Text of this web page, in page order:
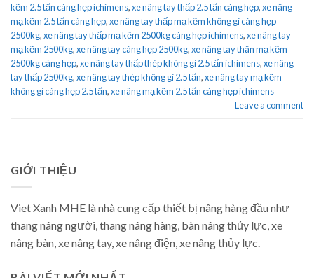
kẽm 2.5 tấn càng hẹp ichimens,xe nâng tay thấp 2.5 tấn càng hẹp,xe nâng
mạ kẽm 2.5 tấn càng hẹp,xe nâng tay thấp mạ kẽm không gỉ càng hẹp
2500kg,xe nâng tay thấp mạ kẽm 2500kg càng hẹp ichimens,xe nâng tay
mạ kẽm 2500kg,xe nâng tay càng hẹp 2500kg,xe nâng tay thân mạ kẽm
2500kg càng hẹp,xe nâng tay thấp thép không gỉ 2.5 tấn ichimens,xe nâng
tay thấp 2500kg,xe nâng tay thép không gỉ 2.5 tấn,xe nâng tay mạ kẽm
không gỉ càng hẹp 2.5 tấn,xe nâng mạ kẽm 2.5 tấn càng hẹp ichimens
Leave a comment
GIỚI THIỆU
Viet Xanh MHE là nhà cung cấp thiết bị nâng hàng đầu như
thang nâng người, thang nâng hàng, bàn nâng thủy lực, xe
nâng bàn, xe nâng tay, xe nâng điện, xe nâng thủy lực.